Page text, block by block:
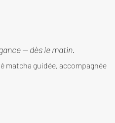
— dès le matin.
matcha guidée, accompagnée